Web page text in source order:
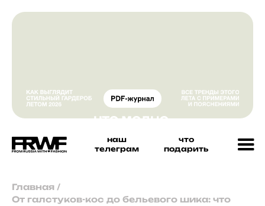
наш
телеграм
что
подарить
Главная /
От галстуков-кос до бельевого шика: что